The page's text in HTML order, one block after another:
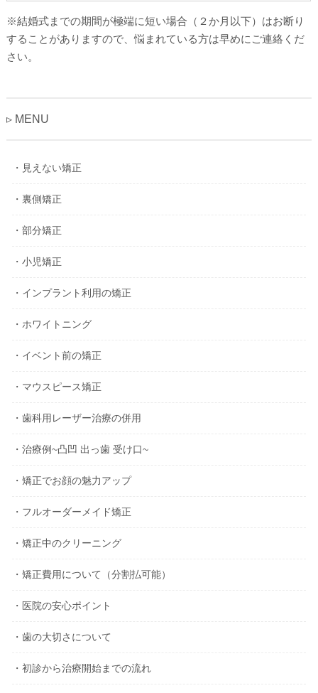
※結婚式までの期間が極端に短い場合（２か月以下）はお断り
することがありますので、悩まれている方は早めにご連絡くだ
さい。
▹ MENU
・見えない矯正
・裏側矯正
・部分矯正
・小児矯正
・インプラント利用の矯正
・ホワイトニング
・イベント前の矯正
・マウスピース矯正
・歯科用レーザー治療の併用
・治療例~凸凹 出っ歯 受け口~
・矯正でお顔の魅力アップ
・フルオーダーメイド矯正
・矯正中のクリーニング
・矯正費用について（分割払可能）
・医院の安心ポイント
・歯の大切さについて
・初診から治療開始までの流れ